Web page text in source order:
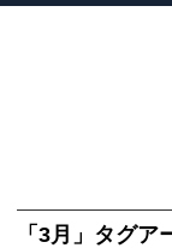
「 3月 」タグア